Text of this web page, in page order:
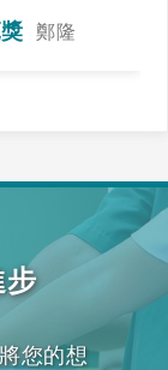
鄭隆
步
您的想